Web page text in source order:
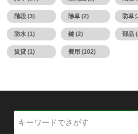
階段 (3) 除草 (2) 防草
防水 (1) 鍵 (2) 部品
賃貸 (1) 費用 (102)